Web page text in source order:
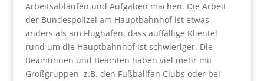
Arbeitsabläufen und Aufgaben machen. Die Arbeit
der Bundespolizei am Hauptbahnhof ist etwas
anders als am Flughafen, dass auffällige Klientel
rund um die Hauptbahnhof ist schwieriger. Die
Beamtinnen und Beamten haben viel mehr mit
Großgruppen, z.B. den Fußballfan Clubs oder bei